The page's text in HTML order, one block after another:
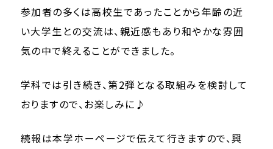
参加者の多くは高校生であったことから年齢の近
い大学生との交流は、親近感もあり和やかな雰囲
気の中で終えることができました。
学科では引き続き、第2弾となる取組みを検討して
おりますので、お楽しみに♪
続報は本学ホーページで伝えて行きますので、興